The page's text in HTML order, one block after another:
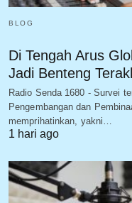
BLOG
Di Tengah Arus
Jadi Benteng
Radio Senda 1680 - Survei
Pengembangan dan
memprihatinkan, yakni…
1 hari ago